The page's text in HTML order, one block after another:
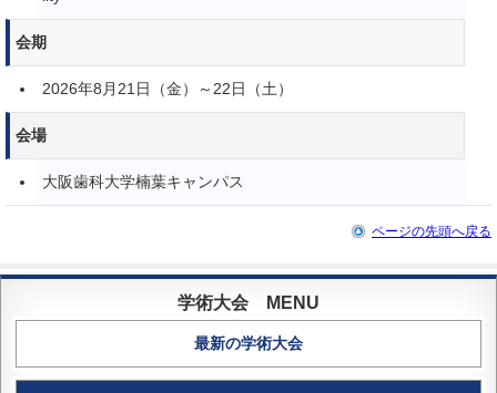
会期
2026年8月21日（金）～22日（土）
会場
大阪歯科大学楠葉キャンパス
ページの先頭へ戻る
最新の学術大会